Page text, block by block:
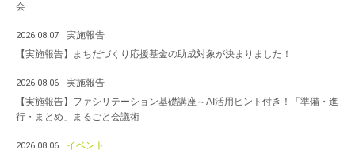
会
2026.08.07
実施報告
【実施報告】まちだづくり応援基金の助成対象が決まりました！
2026.08.06
実施報告
【実施報告】ファシリテーション基礎講座～AI活用ヒント付き！「準備・進
行・まとめ」まるごと会議術
2026.08.06
イベント